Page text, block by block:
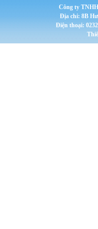
Công ty
Địa chỉ: 8B
Điện thoại: